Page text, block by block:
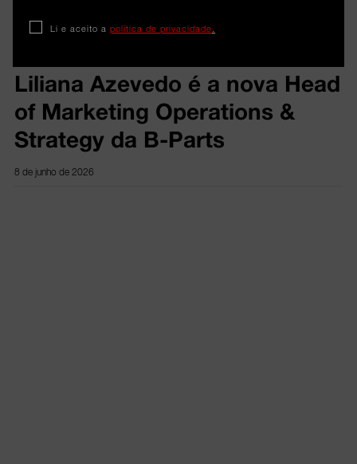
Liliana Azevedo é a nova Head
of Marketing Operations &
Strategy da B-Parts
8 de junho de 2026
Li e aceito a política de privacidade